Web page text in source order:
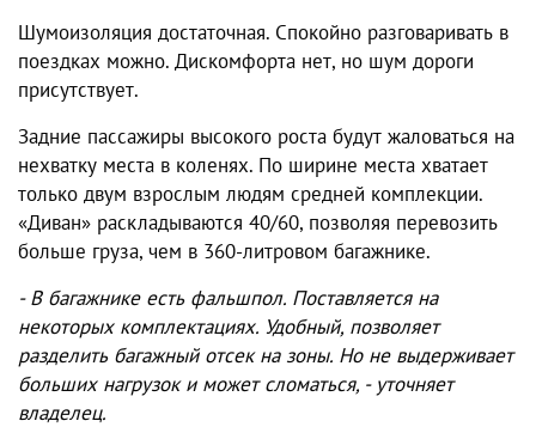
Шумоизоляция достаточная. Спокойно разговаривать в
поездках можно. Дискомфорта нет, но шум дороги
присутствует.
Задние пассажиры высокого роста будут жаловаться на
нехватку места в коленях. По ширине места хватает
только двум взрослым людям средней комплекции.
«Диван» раскладываются 40/60, позволяя перевозить
больше груза, чем в 360-литровом багажнике.
- В багажнике есть фальшпол. Поставляется на
некоторых комплектациях. Удобный, позволяет
разделить багажный отсек на зоны. Но не выдерживает
больших нагрузок и может сломаться, - уточняет
владелец.